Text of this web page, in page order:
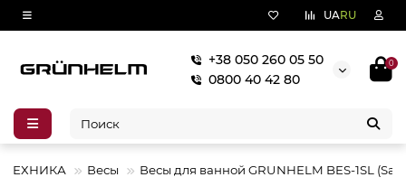
UARU
+38 050 260 05 50
0800 40 42 80
0
ТЕХНИКА Весы Весы для ванной GRUNHELM BES-1SL